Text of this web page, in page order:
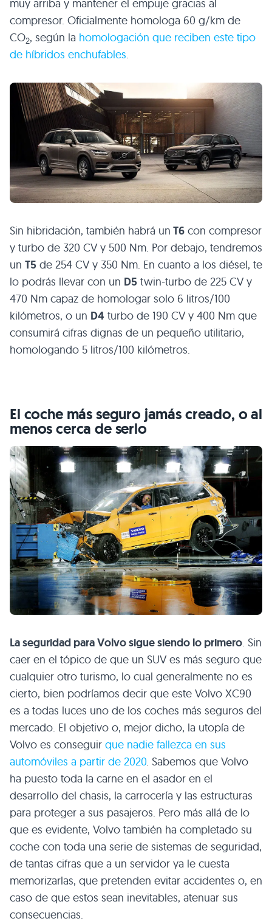
muy arriba y mantener el empuje gracias al
compresor. Oficialmente homologa 60 g/km de
CO2, según la homologación que reciben este tipo
de híbridos enchufables.
Sin hibridación, también habrá un T6 con compresor
y turbo de 320 CV y 500 Nm. Por debajo, tendremos
un T5 de 254 CV y 350 Nm. En cuanto a los diésel, te
lo podrás llevar con un D5 twin-turbo de 225 CV y
470 Nm capaz de homologar solo 6 litros/100
kilómetros, o un D4 turbo de 190 CV y 400 Nm que
consumirá cifras dignas de un pequeño utilitario,
homologando 5 litros/100 kilómetros.
El coche más seguro jamás creado, o al
menos cerca de serlo
La seguridad para Volvo sigue siendo lo primero. Sin
caer en el tópico de que un SUVes más seguro que
cualquier otro turismo, lo cual generalmente no es
cierto, bien podríamos decir que este Volvo XC90
es a todas luces uno de los coches más seguros del
mercado. El objetivo o, mejor dicho, la utopía de
Volvo es conseguir que nadie fallezca en sus
automóviles a partir de 2020. Sabemos que Volvo
ha puesto toda la carne en el asador en el
desarrollo del chasis, la carrocería y las estructuras
para proteger a sus pasajeros. Pero más allá de lo
que es evidente, Volvo también ha completado su
coche con toda una serie de sistemas de seguridad,
de tantas cifras que a un servidor ya le cuesta
memorizarlas, que pretenden evitar accidentes o, en
caso de que estos sean inevitables, atenuar sus
consecuencias.